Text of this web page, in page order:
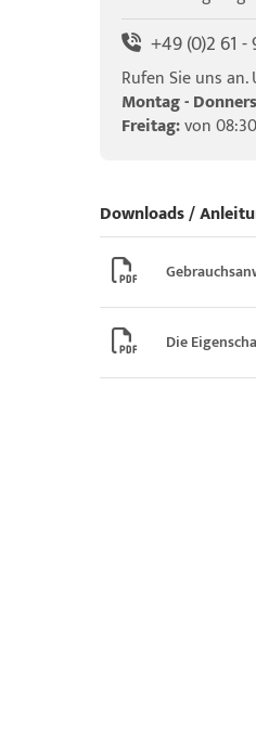
+49 (0)2 61 -
Rufen Sie uns
Montag -
Freitag:von
Downloads /
Die